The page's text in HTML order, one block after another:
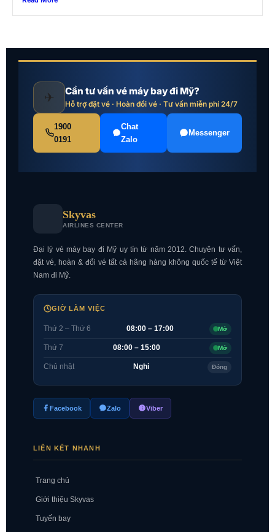
✈ Cần tư vấn vé máy bay đi Mỹ?
Hỗ trợ đặt vé · Hoàn đổi vé · Tư vấn miễn phí 24/7
1900
0191
Chat
Zalo
Messenger
Skyvas
AIRLINES CENTER
Đại lý vé máy bay đi Mỹ uy tín từ năm 2012. Chuyên tư vấn,
đặt vé, hoàn & đổi vé tất cả hãng hàng không quốc tế từ Việt
Nam đi Mỹ.
GIỜ LÀM VIỆC
Thứ 2 – Thứ 6 08:00 – 17:00 Mở
Thứ 7 08:00 – 15:00 Mở
Chủ nhật Nghỉ Đóng
Facebook Zalo Viber
LIÊN KẾT NHANH
Trang chủ
Giới thiệu Skyvas
Tuyến bay